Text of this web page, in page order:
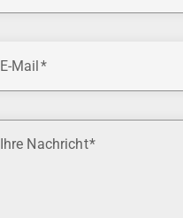
E-Mail
Ihre Nachricht